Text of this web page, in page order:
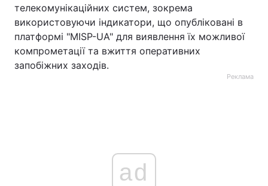
телекомунікаційних систем, зокрема
використовуючи індикатори, що опубліковані в
платформі "MISP-UA" для виявлення їх можливої
компрометації та вжиття оперативних
запобіжних заходів.
Реклама
ad